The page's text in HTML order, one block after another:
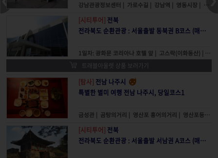
강남관광정보센터 가로수길 강남역 영동시장| 신사
[시티투어] 전북
전라북도 순환관광 : 서울출발 동북권 B코스 (매월 2,4주 토요일)
1일차: 광화문 코리아나 호텔 앞 고스락(이화동산)
미
트래블아울렛 상품 보러가기
[탐사] 전남 나주시
특별한 별미 여행 전남 나주시, 당일코스1
금성관| 곰탕의거리 영산포 홍어의거리 영산포등대 |
[시티투어] 전북
전라북도 순환관광 : 서울출발 서남권 A코스 (매월 1,3주 토요일)